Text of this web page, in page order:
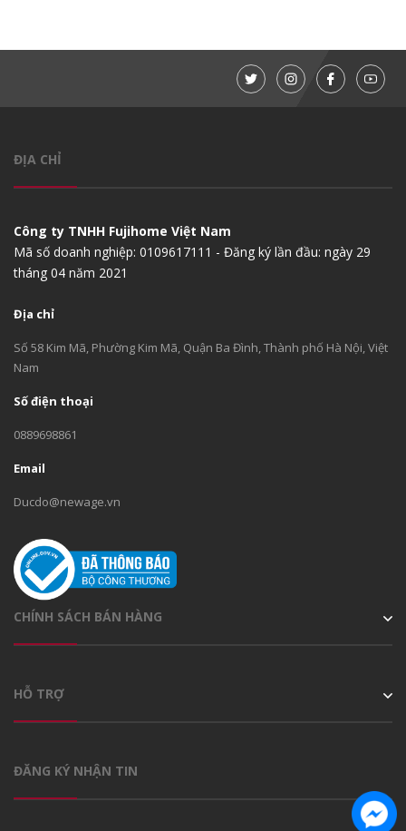
ĐỊA CHỈ
Công ty TNHH Fujihome Việt Nam
Mã số doanh nghiệp: 0109617111 - Đăng ký lần đầu: ngày 29
tháng 04 năm 2021
Địa chỉ
Số 58 Kim Mã, Phường Kim Mã, Quận Ba Đình, Thành phố Hà Nội, Việt
Nam
Số điện thoại
0889698861
Email
Ducdo@newage.vn
CHÍNH SÁCH BÁN HÀNG
HỖ TRỢ
ĐĂNG KÝ NHẬN TIN